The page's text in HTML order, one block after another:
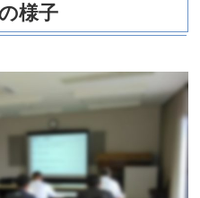
様子